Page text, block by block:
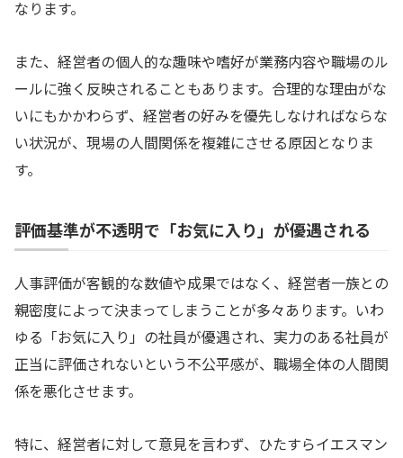
なります。
また、経営者の個人的な趣味や嗜好が業務内容や職場のル
ールに強く反映されることもあります。合理的な理由がな
いにもかかわらず、経営者の好みを優先しなければならな
い状況が、現場の人間関係を複雑にさせる原因となりま
す。
評価基準が不透明で「お気に入り」が優遇される
人事評価が客観的な数値や成果ではなく、経営者一族との
親密度によって決まってしまうことが多々あります。いわ
ゆる「お気に入り」の社員が優遇され、実力のある社員が
正当に評価されないという不公平感が、職場全体の人間関
係を悪化させます。
特に、経営者に対して意見を言わず、ひたすらイエスマン